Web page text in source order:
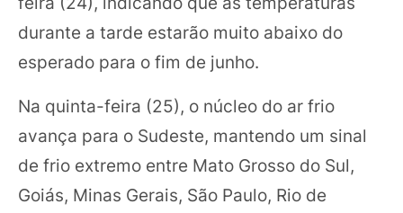
durante a tarde estarão muito abaixo do
esperado para o fim de junho.
Na quinta-feira (25), o núcleo do ar frio
avança para o Sudeste, mantendo um sinal
de frio extremo entre Mato Grosso do Sul,
Goiás, Minas Gerais, São Paulo, Rio de